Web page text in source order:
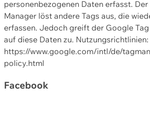
personenbezogenen Daten erfasst.
Manager löst andere Tags aus, die
erfassen. Jedoch greift der Google
auf diese Daten zu. Nutzungsrichtlinien:
https://www.google.com/intl/de/
policy.html
Facebook